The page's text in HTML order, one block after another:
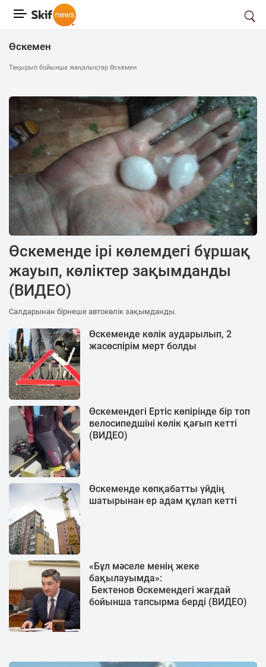
Өскемен
Тақырып бойынша жаңалықтар Өскемен
Өскеменде ірі көлемдегі бұршақ
жауып, көліктер зақымданды
(ВИДЕО)
Салдарынан бірнеше автокөлік зақымданды.
Өскеменде көлік аударылып, 2
жасөспірім мерт болды
Өскемендегі Ертіс көпірінде бір топ
велосипедшіні көлік қағып кетті
(ВИДЕО)
Өскеменде көпқабатты үйдің
шатырынан ер адам құлап кетті
«Бұл мәселе менің жеке
бақылауымда»:​​​​​​​
Бектенов Өскемендегі жағдай
бойынша тапсырма берді (ВИДЕО)